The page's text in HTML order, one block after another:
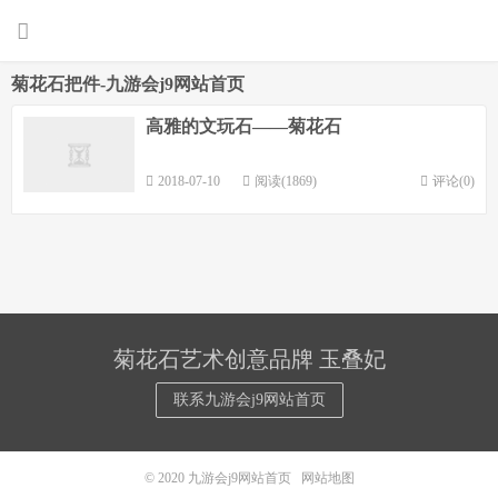
菊花石把件-九游会j9网站首页
高雅的文玩石——菊花石
2018-07-10 阅读(1869) 评论(0)
菊花石艺术创意品牌 玉叠妃
联系九游会j9网站首页
© 2020 九游会j9网站首页 网站地图